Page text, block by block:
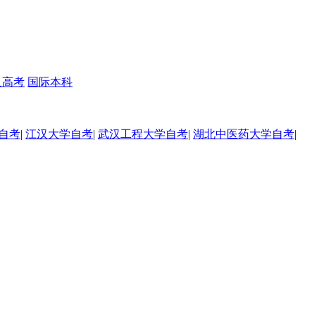
高考 国际本科
考| 江汉大学自考| 武汉工程大学自考| 湖北中医药大学自考|